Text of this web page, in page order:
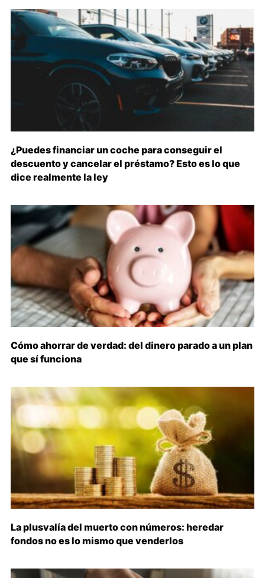
¿Puedes financiar un coche para conseguir el
descuento y cancelar el préstamo? Esto es lo que
dice realmente la ley
Cómo ahorrar de verdad: del dinero parado a un plan
que sí funciona
La plusvalía del muerto con números: heredar
fondos no es lo mismo que venderlos